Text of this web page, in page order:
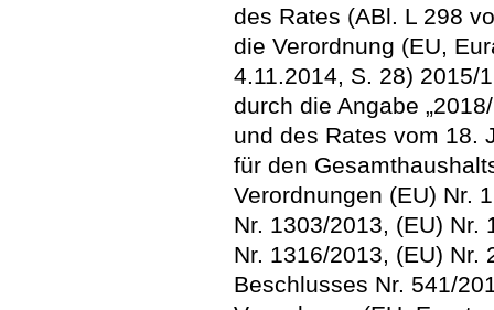
des Rates (ABl. L 298
die Verordnung (EU,
4.11.2014, S. 28) 2015/
durch die Angabe
und des Rates vom 18.
für den
Verordnungen (EU) Nr.
Nr. 1303/2013, (EU) Nr.
Nr. 1316/2013, (EU) Nr.
Beschlusses Nr. 541/